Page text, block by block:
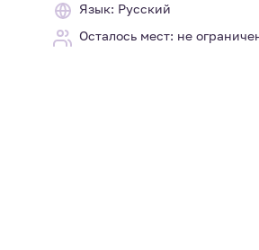
Язык: Русский
Осталось мест: не